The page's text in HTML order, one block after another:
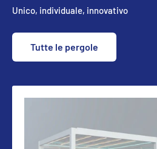
Unico, individuale, innovativo
Tutte le pergole